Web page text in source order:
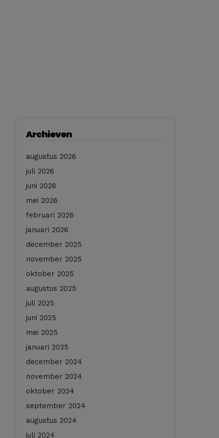
Archieven
augustus 2026
juli 2026
juni 2026
mei 2026
februari 2026
januari 2026
december 2025
november 2025
oktober 2025
augustus 2025
juli 2025
juni 2025
mei 2025
januari 2025
december 2024
november 2024
oktober 2024
september 2024
augustus 2024
juli 2024